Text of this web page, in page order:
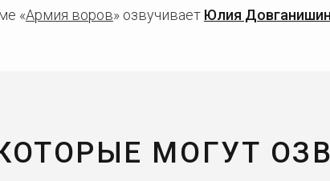
«Армия воров» озвучивает Юлия
МОГУТ